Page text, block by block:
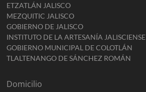
ETZATLÁN JALISCO
MEZQUITIC JALISCO
GOBIERNO DE JALISCO
INSTITUTO DE LA ARTESANÍA JALISCIENSE
GOBIERNO MUNICIPAL DE COLOTLÁN
TLALTENANGO DE SÁNCHEZ ROMÁN
Domicilio